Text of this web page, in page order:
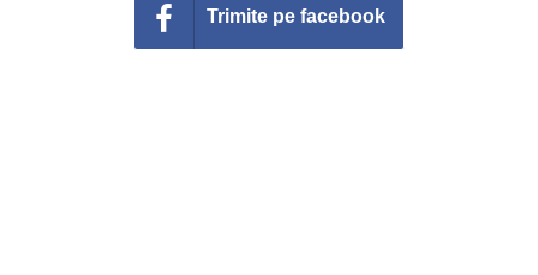
Trimite pe facebook